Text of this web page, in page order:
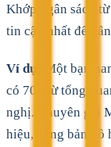
Khớp ngân sách
tin cậy nhất để
Ví dụ:
Một bạn
có 700 từ tổng
nghị. Chuyên gia
hiệu, cùng bản đồ